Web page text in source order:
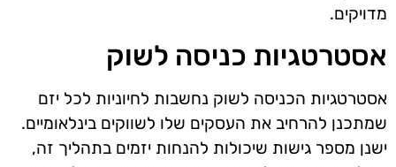
מדויקים.
אסטרטגיות כניסה לשוק
אסטרטגיות הכניסה לשוק נחשבות לחיוניות לכל יזם
שמתכנן להרחיב את העסקים שלו לשווקים בינלאומיים.
ישנן מספר גישות שיכולות להנחות יזמים בתהליך זה,